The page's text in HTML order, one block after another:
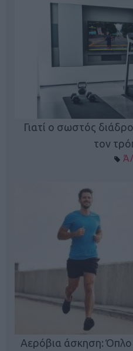
Γιατί ο σωστός
τον
Αερόβια άσκηση: Όπλο